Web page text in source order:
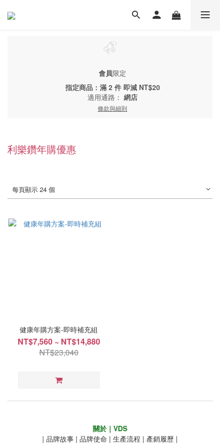
會員限定
指定商品：滿 2 件 即減 NT$20
適用通路： 網店
條款與細則
利樂鑽年購優惠
每頁顯示 24 個
健康年購方案-即時補充組
NT$7,560 ~ NT$14,880
NT$23,040
關於｜VDS
| 品牌故事 | 品牌使命 | 生產流程 | 產銷履歷 |